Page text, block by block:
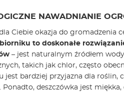
NAWADNIANIE
Ciebie okazja do gromadzenia
to doskonałe
– jest naturalnym źródłem
takich jak chlor, często
jest bardziej przyjazna dla roślin,
deszczówka jest miękka,